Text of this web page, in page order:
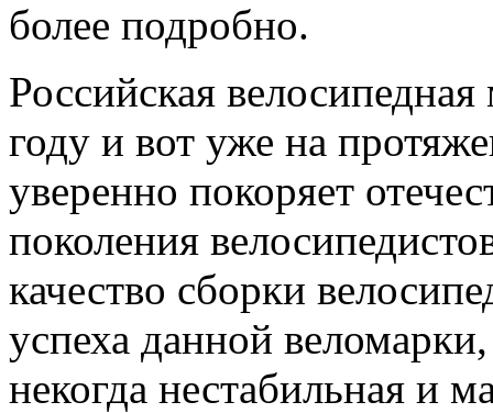
более подробно.
Российская
году и вот уже на
уверенно покоряет
поколения
качество сборки
успеха данной
некогда нестабильная и